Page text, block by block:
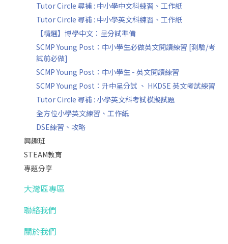
Tutor Circle 尋補 : 中小學中文科練習、工作紙
Tutor Circle 尋補 : 中小學英文科練習、工作紙
【精選】博學中文：呈分試準備
SCMP Young Post：中小學生必做英文閱讀練習 [測驗/考
試前必做]
SCMP Young Post：中小學生 - 英文閱讀練習
SCMP Young Post：升中呈分試 、 HKDSE 英文考試練習
Tutor Circle 尋補 : 小學英文科考試模擬試題
全方位小學英文練習、工作紙
DSE練習、攻略
興趣班
STEAM教育
專題分享
大灣區專區
聯絡我們
關於我們